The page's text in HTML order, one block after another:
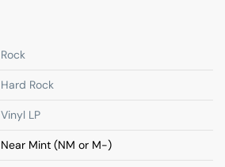
Rock
Hard Rock
Vinyl LP
Near Mint (NM or M-)